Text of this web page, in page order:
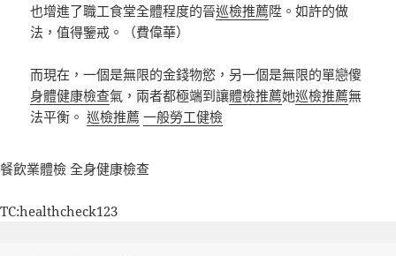
也增進了職工食堂全體程度的晉巡檢推薦陞。如許的做
法，值得鑒戒。（費偉華）
而現在，一個是無限的金錢物慾，另一個是無限的單戀傻
身體健康檢查氣，兩者都極端到讓體檢推薦她巡檢推薦無
法平衡。巡檢推薦 一般勞工健檢
餐飲業體檢 全身健康檢查
TC:healthcheck123